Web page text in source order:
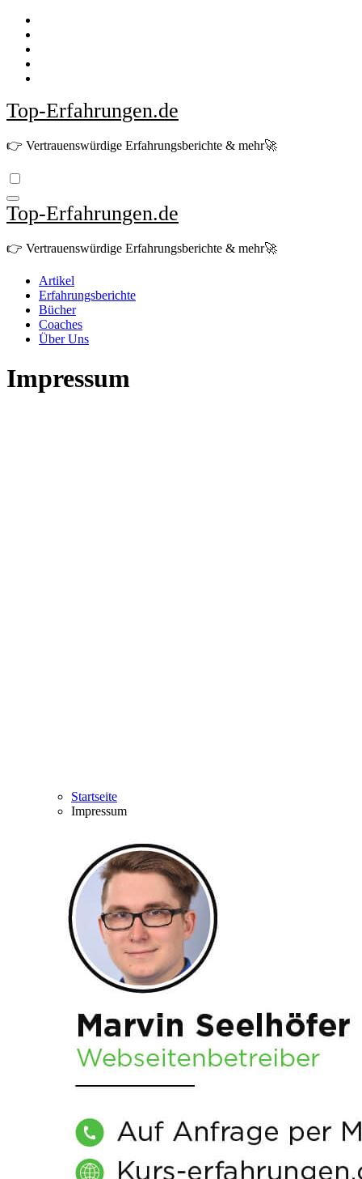
Zum
Inhalt
springen
Top-Erfahrungen.de
👉 Vertrauenswürdige Erfahrungsberichte & mehr🚀
Top-Erfahrungen.de
👉 Vertrauenswürdige Erfahrungsberichte & mehr🚀
Artikel
Erfahrungsberichte
Bücher
Coaches
Über Uns
Impressum
Startseite
Impressum